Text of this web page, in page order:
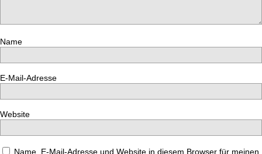
Name
E-Mail-Adresse
Website
Name, E-Mail-Adresse und Website in diesem Browser für meinen